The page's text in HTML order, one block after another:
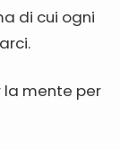
di cui ogni
la mente per